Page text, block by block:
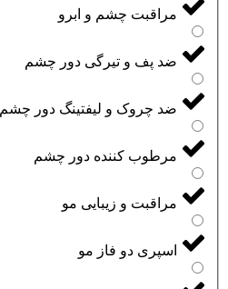
مراقبت چشم و ابرو
ضد پف و تیرگی دور چشم
ضد چروک و لیفتینگ دور چشم
مرطوب کننده دور چشم
مراقبت و زیبایی مو
اسپری دو فاز مو